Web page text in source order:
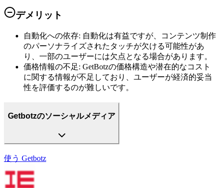
デメリット
自動化への依存: 自動化は有益ですが、コンテンツ制作
のパーソナライズされたタッチが欠ける可能性があ
り、一部のユーザーには欠点となる場合があります。
価格情報の不足: GetBotzの価格構造や潜在的なコスト
に関する情報が不足しており、ユーザーが経済的妥当
性を評価するのが難しいです。
Getbotzのソーシャルメディア
使う Getbotz